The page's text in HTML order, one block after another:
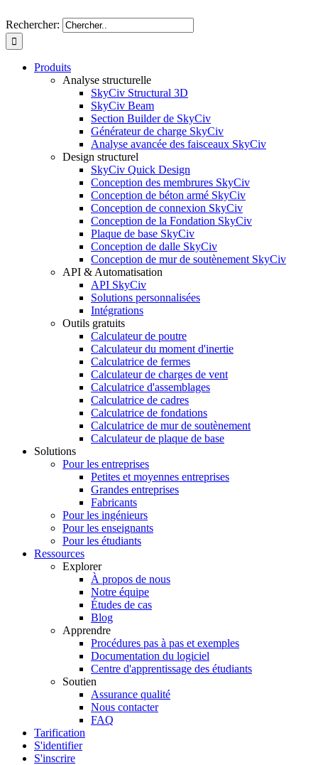
Rechercher:
Produits
Analyse structurelle
SkyCiv Structural 3D
SkyCiv Beam
Section Builder de SkyCiv
Générateur de charge SkyCiv
Analyse avancée des faisceaux SkyCiv
Design structurel
SkyCiv Quick Design
Conception des membrures SkyCiv
Conception de béton armé SkyCiv
Conception de connexion SkyCiv
Conception de la Fondation SkyCiv
Plaque de base SkyCiv
Conception de dalle SkyCiv
Conception de mur de soutènement SkyCiv
API & Automatisation
API SkyCiv
Solutions personnalisées
Intégrations
Outils gratuits
Calculateur de poutre
Calculateur du moment d'inertie
Calculatrice de fermes
Calculateur de charges de vent
Calculatrice d'assemblages
Calculatrice de cadres
Calculatrice de fondations
Calculatrice de mur de soutènement
Calculateur de plaque de base
Solutions
Pour les entreprises
Petites et moyennes entreprises
Grandes entreprises
Fabricants
Pour les ingénieurs
Pour les enseignants
Pour les étudiants
Ressources
Explorer
À propos de nous
Notre équipe
Études de cas
Blog
Apprendre
Procédures pas à pas et exemples
Documentation du logiciel
Centre d'apprentissage des étudiants
Soutien
Assurance qualité
Nous contacter
FAQ
Tarification
S'identifier
S'inscrire